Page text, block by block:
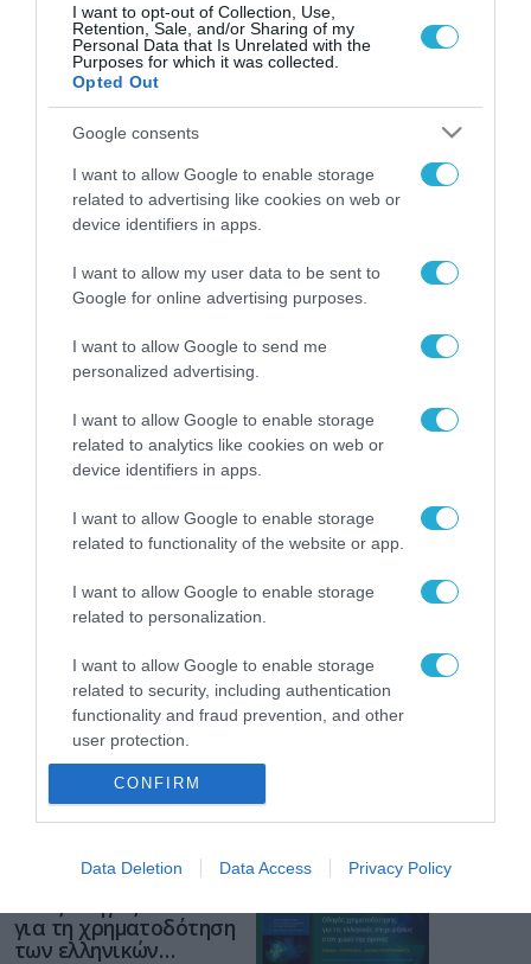
I want to opt-out of Collection, Use,
Retention, Sale, and/or Sharing of my
Personal Data that Is Unrelated with the
Purposes for which it was collected.
Opted Out
Google consents
I want to allow Google to enable storage
related to advertising like cookies on web or
device identifiers in apps.
I want to allow my user data to be sent to
Google for online advertising purposes.
I want to allow Google to send me
personalized advertising.
I want to allow Google to enable storage
related to analytics like cookies on web or
device identifiers in apps.
I want to allow Google to enable storage
related to functionality of the website or app.
I want to allow Google to enable storage
related to personalization.
I want to allow Google to enable storage
related to security, including authentication
functionality and fraud prevention, and other
user protection.
CONFIRM
Data Deletion Data Access Privacy Policy
ΡΟΗ ΕΙΔΗΣΕΩΝ
από την ΕΕ έργο “The
Gaming Police”
των παιδιών στο
διαδίκτυο
ΑΑΔΕ: Διευκρινίσεις
για τα πρόστιμα σε
παραβάσεις που
αφορούν τους ΦΗΜ
31.07.2026
Σ. Καλαφάτης: «Η
Τεχνητή Νοημοσύνη
δεν είναι απλώς μια
μια νέα βιομηχανική
επανάσταση»
για τη χρηματοδότηση
των ελληνικών